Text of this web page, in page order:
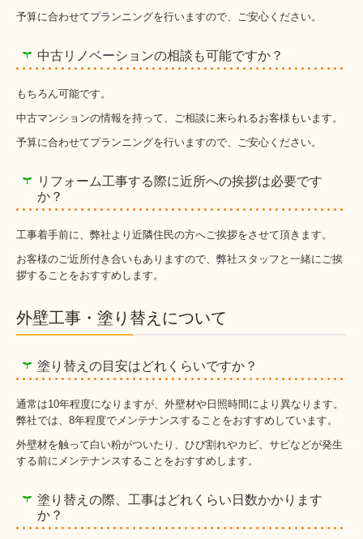
予算に合わせてプランニングを行いますので、ご安心ください。
中古リノベーションの相談も可能ですか？
もちろん可能です。
中古マンションの情報を持って、ご相談に来られるお客様もいます。
予算に合わせてプランニングを行いますので、ご安心ください。
リフォーム工事する際に近所への挨拶は必要です
か？
工事着手前に、弊社より近隣住民の方へご挨拶をさせて頂きます。
お客様のご近所付き合いもありますので、弊社スタッフと一緒にご挨
拶することをおすすめします。
外壁工事・塗り替えについて
塗り替えの目安はどれくらいですか？
通常は10年程度になりますが、外壁材や日照時間により異なります。
弊社では、8年程度でメンテナンスすることをおすすめしています。
外壁材を触って白い粉がついたり、ひび割れやカビ、サビなどが発生
する前にメンテナンスすることをおすすめします。
塗り替えの際、工事はどれくらい日数かかります
か？